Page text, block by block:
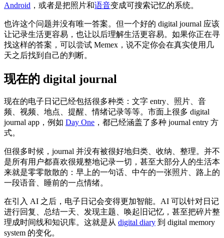
Android ，或者是把照片和语音变成可搜索记忆的系统。
也许这个问题并没有唯一答案。但一个好的 digital journal 应该
让记录生活更容易，也让以后理解生活更容易。如果你正在寻
找这样的答案，可以尝试 Memex，说不定你会在真实使用几
天之后找到自己的判断。
现在的 digital journal
现在的电子日记已经包括很多种类：文字 entry、照片、音
频、视频、地点、提醒、情绪记录等等。市面上很多 digital
journal app，例如 Day One ，都已经涵盖了多种 journal entry 方
式。
但很多时候，journal 并没有被很好地归类、收纳、整理。并不
是所有用户都喜欢很规整地记录一切，甚至大部分人的生活本
来就是零零散散的：早上的一句话、中午的一张照片、路上的
一段语音、睡前的一点情绪。
在引入 AI 之后，电子日记会变得更加智能。AI 可以针对日记
进行回复、总结一天、发现主题、唤起旧记忆，甚至把碎片整
理成时间线和知识库。这就是从 digital diary 到 digital memory
system 的变化。